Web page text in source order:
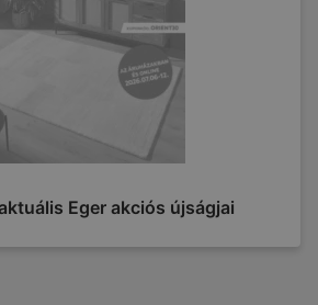
Eger akciós újságjai